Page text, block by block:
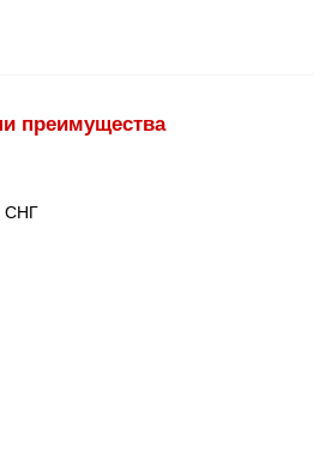
преимущества
СНГ